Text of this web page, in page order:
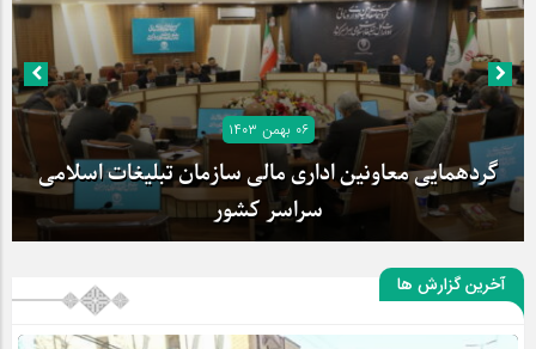
۰۶ بهمن ۱۴۰۳
گردهمایی معاونین اداری مالی سازمان تبلیغات اسلامی
سراسر کشور
آخرین گزارش ها